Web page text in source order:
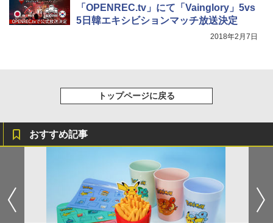
「OPENREC.tv」にて「Vainglory」5vs
5日韓エキシビションマッチ放送決定
2018年2月7日
トップページに戻る
おすすめ記事